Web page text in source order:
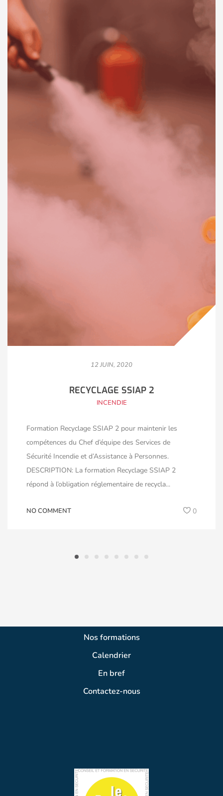
12 JUIN, 2020
RECYCLAGE SSIAP 2
INCENDIE
Formation Recyclage SSIAP 2 pour maintenir les
compétences du Chef d’équipe des Services de
Sécurité Incendie et d’Assistance à Personnes.
DESCRIPTION: La formation Recyclage SSIAP 2
répond à l’obligation réglementaire de recycla...
NO COMMENT 0
Nos formations
Calendrier
En bref
Contactez-nous